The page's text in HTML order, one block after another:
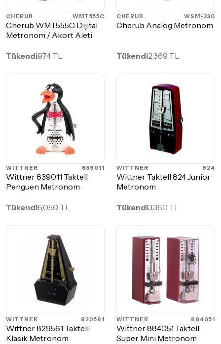
CHERUB WMT555C
Cherub WMT555C Dijital
Metronom / Akort Aleti
Tükendi974 TL
CHERUB WSM-330
Cherub Analog Metronom
Tükendi2,369 TL
WITTNER 839011
Wittner 839011 Taktell
Penguen Metronom
Tükendi6,050 TL
WITTNER 824
Wittner Taktell 824 Junior
Metronom
Tükendi3,360 TL
WITTNER 829561
Wittner 829561 Taktell
Klasik Metronom
WITTNER 884051
Wittner 884051 Taktell
Super Mini Metronom